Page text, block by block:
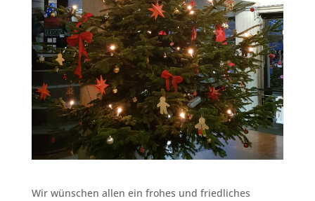
Wir wünschen allen ein frohes und friedliches